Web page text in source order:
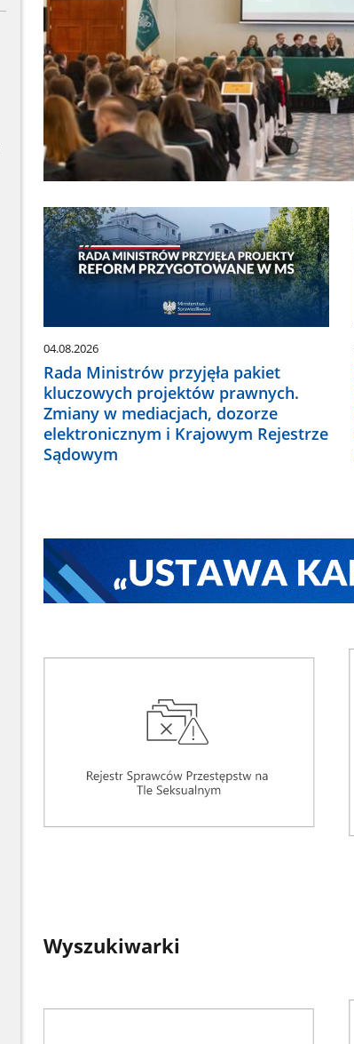
04.08.2026
Rada Ministrów przyjęła pakiet
kluczowych projektów prawnych.
Zmiany w mediacjach, dozorze
elektronicznym i Krajowym Rejestrze
Sądowym
Wyszukiwarki